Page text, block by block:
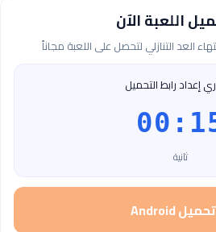
اللعبة الآن
العد التنازلي لتحصل على اللعبة مجاناً
إعداد رابط التحميل
ثانية
تحميل Android